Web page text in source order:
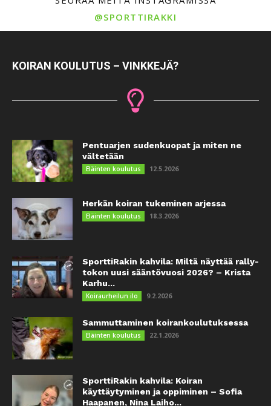
@SPORTTIRAKKI
KOIRAN KOULUTUS – VINKKEJÄ?
Pentuarjen sudenkuopat ja miten ne
vältetään
Eläinten koulutus 12.5.2026
Herkän koiran tukeminen arjessa
Eläinten koulutus 18.3.2026
SporttiRakin kahvila: Miltä näyttää rally-
tokon uusi sääntövuosi 2026? – Krista
Karhu...
Koiraurheilun ilo 9.2.2026
Sammuttaminen koirankoulutuksessa
Eläinten koulutus 22.1.2026
SporttiRakin kahvila: Koiran
käyttäytyminen ja oppiminen – Sofia
Haapanen, Nina Laiho...